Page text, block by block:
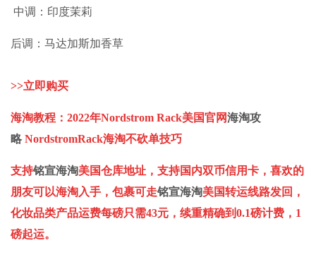
中调：印度茉莉
后调：马达加斯加香草
>>立即购买
海淘教程： 2022年Nordstrom Rack美国官网海淘攻
略 NordstromRack海淘不砍单技巧
支持铭宣海淘美国仓库地址，支持国内双币信用卡，喜欢的
朋友可以海淘入手，包裹可走铭宣海淘美国转运线路发回，
化妆品类产品运费每磅只需43元，续重精确到0.1磅计费， 1
磅起运。